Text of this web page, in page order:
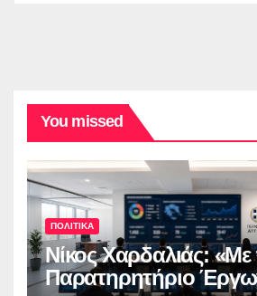
You missed
ΠΟΛΙΤΙΚΑ
Νίκος Χαρδαλιάς: «Με
Παρατηρητήριο